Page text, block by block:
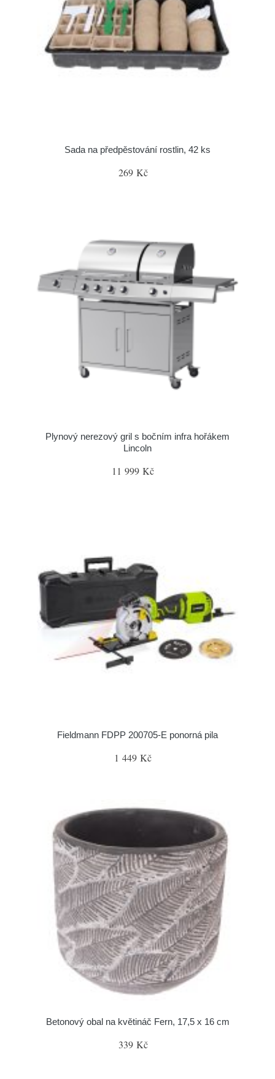
Sada na předpěstování rostlin, 42 ks
269 Kč
Plynový nerezový gril s bočním infra hořákem
Lincoln
11 999 Kč
Fieldmann FDPP 200705-E ponorná pila
1 449 Kč
Betonový obal na květináč Fern, 17,5 x 16 cm
339 Kč